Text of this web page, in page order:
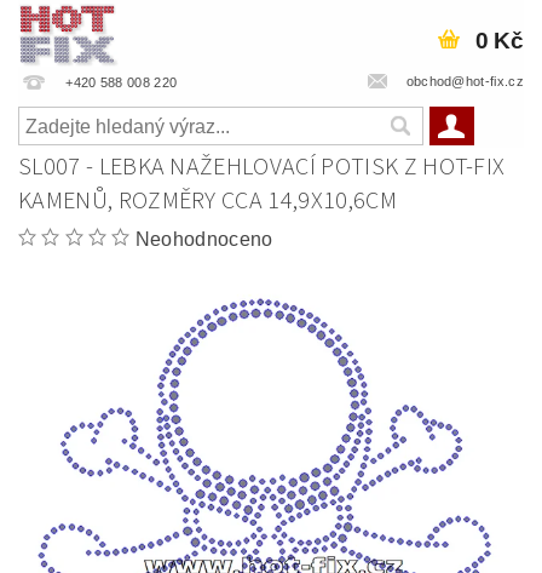
+420 588 008 220 obchod@hot-fix.cz
0 Kč
SL007 - LEBKA NAŽEHLOVACÍ POTISK Z HOT-FIX
KAMENŮ, ROZMĚRY CCA 14,9X10,6CM
Neohodnoceno